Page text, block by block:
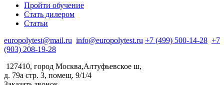
Пройти обучение
Стать дилером
Статьи
europolytest@mail.ru info@europolytest.ru +7 (499) 500-14-28 +7
(903) 208-19-28
127410, город Москва,Алтуфьевское ш,
д. 79а стр. 3, помещ. 9/1/4